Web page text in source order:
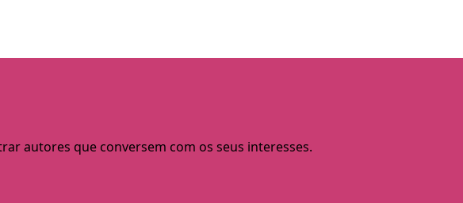
autores que conversem com os seus interesses.